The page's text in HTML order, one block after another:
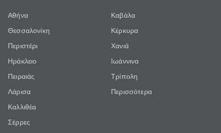
Αθήνα
Θεσσαλονίκη
Περιστέρι
Ηράκλειο
Πειραιάς
Λάρισα
Καλλιθέα
Σέρρες
Καβάλα
Κέρκυρα
Χανιά
Ιωάννινα
Τρίπολη
Περισσότερα